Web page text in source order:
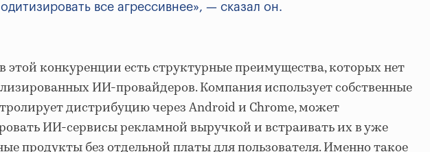
все агрессивнее», — сказал он.
этой конкуренции есть структурные преимущества, которых нет
ИИ-провайдеров. Компания использует собственные
дистрибуцию через Android и Chrome, может
ИИ-сервисы рекламной выручкой и встраивать их в уже
продукты без отдельной платы для пользователя. Именно такое